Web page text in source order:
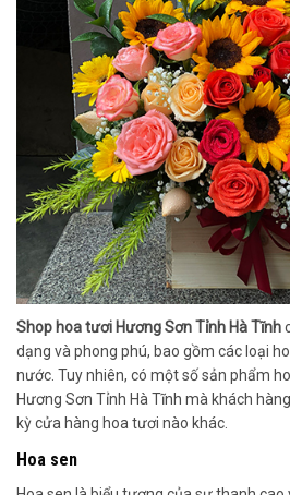
Shop hoa tươi Hương Sơn Tỉnh Hà Tĩnh
dạng và phong phú, bao gồm các loại
nước. Tuy nhiên, có một số sản phẩm
Hương Sơn Tỉnh Hà Tĩnh mà khách
kỳ cửa hàng hoa tươi nào khác.
Hoa sen